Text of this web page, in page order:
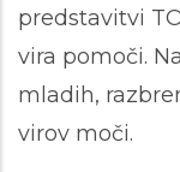
predstavitvi
vira pomoči.
mladih,
virov moči.